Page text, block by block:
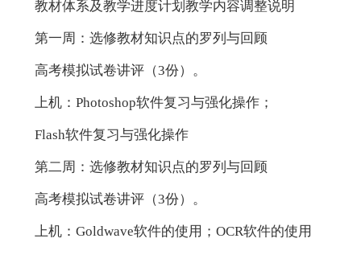
教材体系及教学进度计划教学内容调整说明
第一周：选修教材知识点的罗列与回顾
高考模拟试卷讲评（3份）。
上机：Photoshop软件复习与强化操作；
Flash软件复习与强化操作
第二周：选修教材知识点的罗列与回顾
高考模拟试卷讲评（3份）。
上机：Goldwave软件的使用；OCR软件的使用